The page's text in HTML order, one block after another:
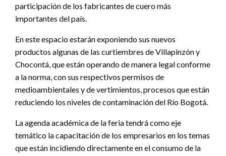
participación de los fabricantes de cuero más
importantes del país.
En este espacio estarán exponiendo sus nuevos
productos algunas de las curtiembres de Villapinzón y
Chocontá, que están operando de manera legal conforme
a la norma, con sus respectivos permisos de
medioambientales y de vertimientos, procesos que están
reduciendo los niveles de contaminación del Río Bogotá.
La agenda académica de la feria tendrá como eje
temático la capacitación de los empresarios en los temas
que están incidiendo directamente en el consumo de la